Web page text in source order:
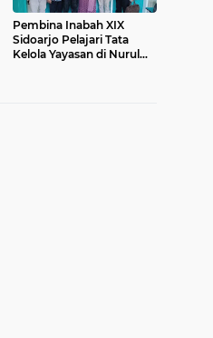
Pembina Inabah XIX
Sidoarjo Pelajari Tata
Kelola Yayasan di Nurul